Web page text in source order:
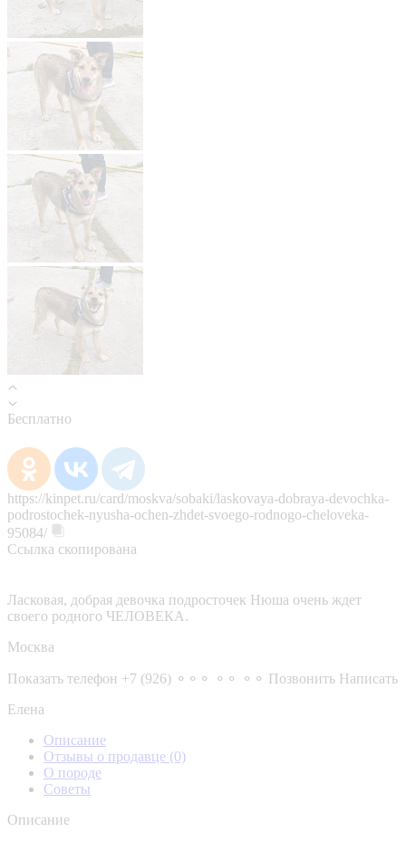
Бесплатно
https://kinpet.ru/card/moskva/sobaki/laskovaya-dobraya-devochka-
podrostochek-nyusha-ochen-zhdet-svoego-rodnogo-cheloveka-
95084/
Ссылка скопирована
Ласковая, добрая девочка подросточек Нюша очень ждет
своего родного ЧЕЛОВЕКА.
Москва
Показать телефон +7 (926) ⚬⚬⚬ ⚬⚬ ⚬⚬ Позвонить Написать
Елена
Описание
Отзывы о продавце (0)
О породе
Советы
Описание